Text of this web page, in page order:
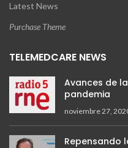
Latest News
Purchase Theme
TELEMEDCARE NEWS
Avances de
pandemia
noviembre 27,
Repensando